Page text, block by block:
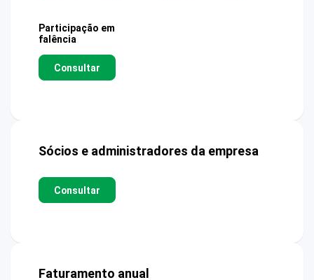
Participação em
falência
Consultar
Sócios e administradores da empresa
Consultar
Faturamento anual